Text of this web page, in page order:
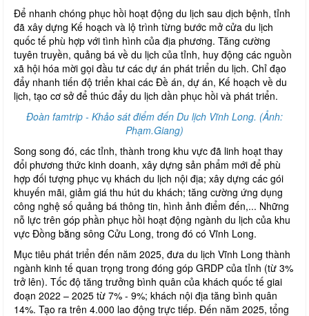
Để nhanh chóng phục hồi hoạt động du lịch sau dịch bệnh, tỉnh
đã xây dựng Kế hoạch và lộ trình từng bước mở cửa du lịch
quốc tế phù hợp với tình hình của địa phương. Tăng cường
tuyên truyền, quảng bá về du lịch của tỉnh, huy động các nguồn
xã hội hóa mời gọi đầu tư các dự án phát triển du lịch. Chỉ đạo
đẩy nhanh tiến độ triển khai các Đề án, dự án, Kế hoạch về du
lịch, tạo cơ sở để thúc đẩy du lịch dần phục hồi và phát triển.
Đoàn famtrip - Khảo sát điểm đến Du lịch Vĩnh Long. (Ảnh:
Phạm.Giang)
Song song đó, các tỉnh, thành trong khu vực đã linh hoạt thay
đổi phương thức kinh doanh, xây dựng sản phẩm mới để phù
hợp đối tượng phục vụ khách du lịch nội địa; xây dựng các gói
khuyến mãi, giảm giá thu hút du khách; tăng cường ứng dụng
công nghệ số quảng bá thông tin, hình ảnh điểm đến,... Những
nỗ lực trên góp phần phục hồi hoạt động ngành du lịch của khu
vực Đồng bằng sông Cửu Long, trong đó có Vĩnh Long.
Mục tiêu phát triển đến năm 2025, đưa du lịch Vĩnh Long thành
ngành kinh tế quan trọng trong đóng góp GRDP của tỉnh (từ 3%
trở lên). Tốc độ tăng trưởng bình quân của khách quốc tế giai
đoạn 2022 – 2025 từ 7% - 9%; khách nội địa tăng bình quân
14%. Tạo ra trên 4.000 lao động trực tiếp. Đến năm 2025, tổng